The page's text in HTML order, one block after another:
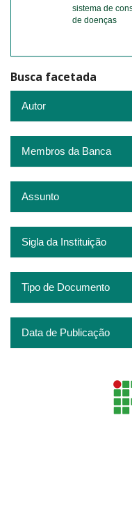
sistema de
de doenças
Busca facetada
Autor
Membros da Banca
Assunto
Sigla da Instituição
Tipo de Documento
Data de Publicação